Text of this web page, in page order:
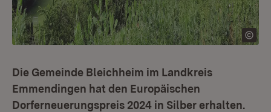
Die Gemeinde Bleichheim im Landkreis
Emmendingen hat den Europäischen
Dorferneuerungspreis 2024 in Silber erhalten.